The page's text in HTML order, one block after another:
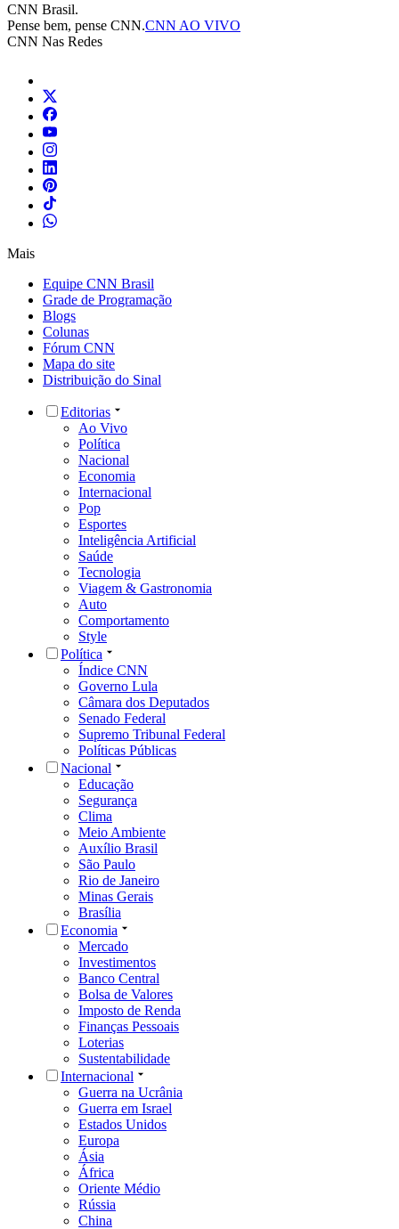
CNN Brasil.
Pense bem, pense CNN.CNN AO VIVO
CNN Nas Redes
Mais
Equipe CNN Brasil
Grade de Programação
Blogs
Colunas
Fórum CNN
Mapa do site
Distribuição do Sinal
Editorias
Ao Vivo
Política
Nacional
Economia
Internacional
Pop
Esportes
Inteligência Artificial
Saúde
Tecnologia
Viagem & Gastronomia
Auto
Comportamento
Style
Política
Índice CNN
Governo Lula
Câmara dos Deputados
Senado Federal
Supremo Tribunal Federal
Políticas Públicas
Nacional
Educação
Segurança
Clima
Meio Ambiente
Auxílio Brasil
São Paulo
Rio de Janeiro
Minas Gerais
Brasília
Economia
Mercado
Investimentos
Banco Central
Bolsa de Valores
Imposto de Renda
Finanças Pessoais
Loterias
Sustentabilidade
Internacional
Guerra na Ucrânia
Guerra em Israel
Estados Unidos
Europa
Ásia
África
Oriente Médio
Rússia
China